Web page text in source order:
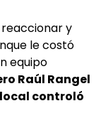
y
le costó
equipo
Raúl Rangel
controló